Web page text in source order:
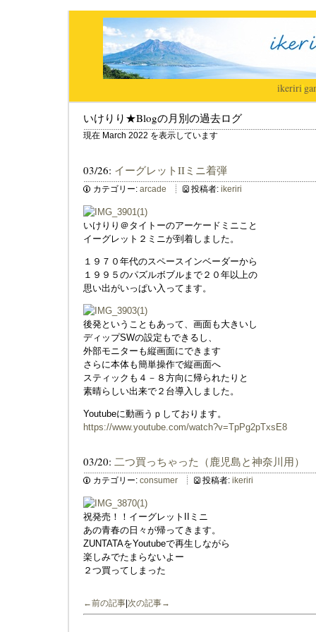
ikeriri|
いけりり★Blogの月別の過去ログ
現在 March 2022 を表示しています
03/26: イーグレットIIミニ着弾
カテゴリー: arcade 投稿者: ikeriri
いけりり＠タイトーのアーケードミニこと
イーグレット２ミニが到着しました。
１９７０年代のスペースインベーダーから
１９９５のパズルボブルまで２０年以上の
思い出がいっぱい入ってます。
後発ということもあって、画面も大きいし
ディップSWの設定もできるし、
外部モニターも縦画面にできます
さらに本体も簡単操作で縦画面へ
スティックも４－８方向に帰られたりと
素晴らしい出来で２台導入しました。
Youtubeに動画うｐしております。
https://www.youtube.com/watch?v=TpPg2pTxsE8
03/20: 二つ買っちゃった（鹿児島と神奈川用）
カテゴリー: consumer 投稿者: ikeriri
祝発売！！イーグレットIIミニ
あの青春の日々が帰ってきます。
ZUNTATAをYoutubeで再生しながら
楽しみでたまらないよー
２つ買ってしまった
←前の記事 次の記事→